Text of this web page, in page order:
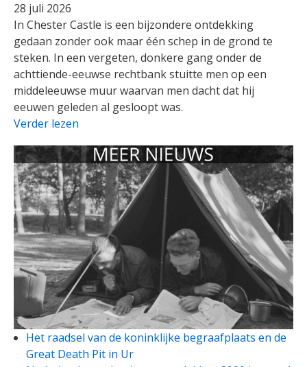
28 juli 2026
In Chester Castle is een bijzondere ontdekking
gedaan zonder ook maar één schep in de grond te
steken. In een vergeten, donkere gang onder de
achttiende-eeuwse rechtbank stuitte men op een
middeleeuwse muur waarvan men dacht dat hij
eeuwen geleden al gesloopt was.
Verder lezen
Het raadsel van de koninklijke begraafplaats en de
Great Death Pit in Ur